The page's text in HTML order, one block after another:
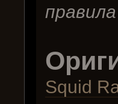
правила
Squid